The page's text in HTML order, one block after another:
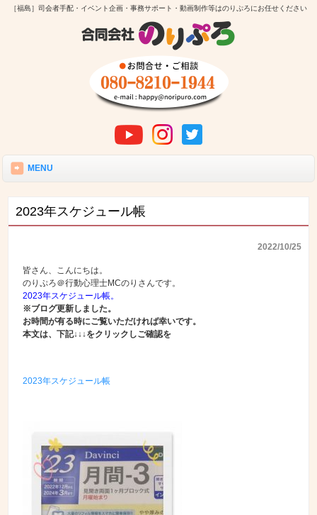
［福島］司会者手配・イベント企画・事務サポート・動画制作等はのりぷろにお任せください
MENU
2023年スケジュール帳
2022/10/25
皆さん、こんにちは。
のりぷろ＠行動心理士MCのりさんです。
2023年スケジュール帳。
※ブログ更新しました。
お時間が有る時にご覧いただければ幸いです。
本文は、下記↓↓↓をクリックしご確認を
2023年スケジュール帳